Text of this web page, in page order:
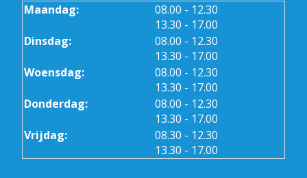
Maandag: 08.00 tot
- 12.30
13.30 tot
- 17.00
Dinsdag:
08.00 tot
- 12.30
13.30 tot
- 17.00
Woensdag:
08.00 tot
- 12.30
13.30 tot
- 17.00
Donderdag:
08.00 tot
- 12.30
13.30 tot
- 17.00
Vrijdag:
08.30 tot
- 12.30
13.30 tot
- 17.00